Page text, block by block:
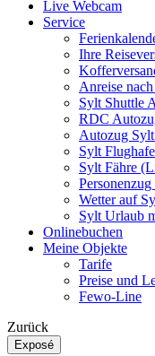
Live Webcam
Service
Ihre
Anreise
Sylt Shuttle
RDC
Autozug
Sylt
Sylt Fähre
Wetter auf
Sylt Urlaub
Onlinebuchen
Meine Objekte
Tarife
Preise und
Fewo-Line
Zurück
Exposé